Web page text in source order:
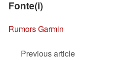
Fonte(i)
Rumors Garmin
Previous article